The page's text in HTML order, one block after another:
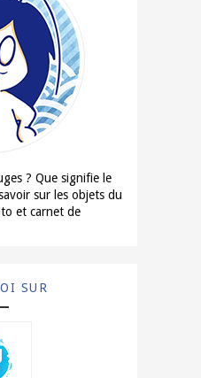
? Que signifie le
sur les objets du
et carnet de
SUR